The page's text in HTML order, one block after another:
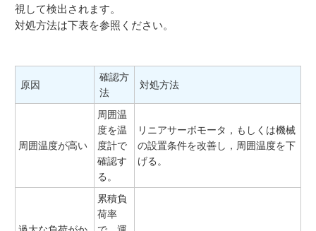
視して検出されます。
対処方法は下表を参照ください。
原因
確認方
法
対処方法
周囲温度が高い
周囲温
度を温
度計で
確認す
る。
リニアサーボモータ，もしくは機械
の設置条件を改善し，周囲温度を下
げる。
累積負
荷率